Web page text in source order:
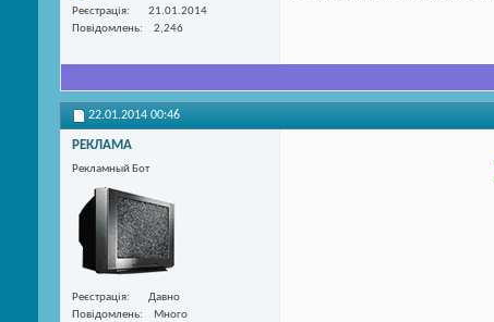
Реєстрація
21.01.2014
Повідомлень
2,246
22.01.2014 00:46
РЕКЛАМА
Рекламный Бот
Реєстрація
Давно
Повідомлень
Много